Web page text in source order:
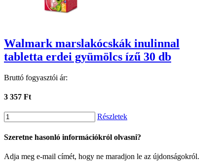
Walmark marslakócskák inulinnal
tabletta erdei gyümölcs ízű 30 db
Bruttó fogyasztói ár:
3 357 Ft
Részletek
Szeretne hasonló információkról olvasni?
Adja meg e-mail címét, hogy ne maradjon le az újdonságokról.